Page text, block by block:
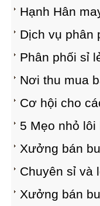
Hạnh Hân
Dịch vụ phân
Phân phối sỉ
Nơi thu mua
Cơ hội cho
5 Mẹo nhỏ
Xưởng bán
Chuyên sỉ và
Xưởng bán